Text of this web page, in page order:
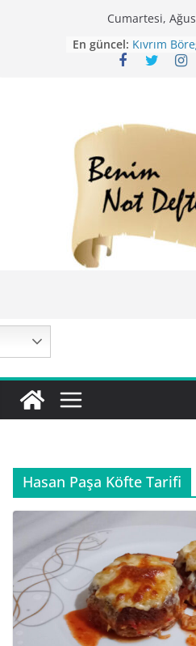
Cumartesi,
En güncel:
Mirik Köfte
Kıvrım
Hasan Paşa Köfte Tarifi